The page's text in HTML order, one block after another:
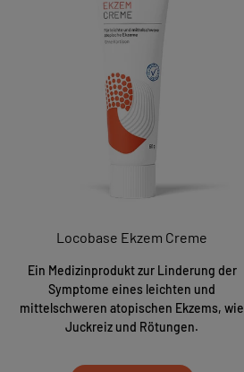
Locobase Ekzem Creme
Ein Medizinprodukt zur Linderung der
Symptome eines leichten und
mittelschweren atopischen Ekzems, wie
Juckreiz und Rötungen.